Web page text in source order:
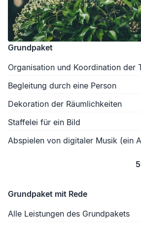
Grundpaket
Organisation und Koordination der
Begleitung durch eine Person
Dekoration der Räumlichkeiten
Staffelei für ein Bild
Abspielen von digitaler Musik (ein
Grundpaket mit Rede
Alle Leistungen des Grundpakets